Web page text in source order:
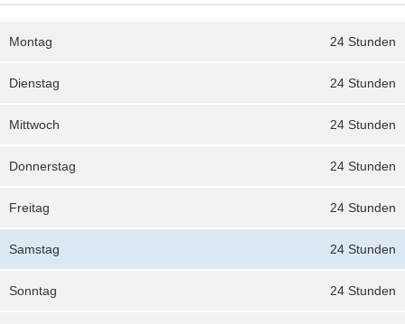
24 Stunden
Montag
24 Stunden
Dienstag
24 Stunden
Mittwoch
24 Stunden
Donnerstag
24 Stunden
Freitag
24 Stunden
Samstag
24 Stunden
Sonntag